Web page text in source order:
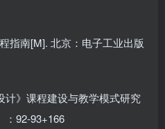
指南[M]. 北京：电子工业出版
计》课程建设与教学模式研究
：92-93+166